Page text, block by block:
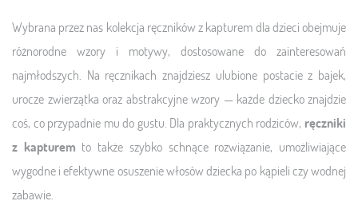
Wybrana przez nas kolekcja ręczników z kapturem dla dzieci obejmuje
różnorodne wzory i motywy, dostosowane do zainteresowań
najmłodszych. Na ręcznikach znajdziesz ulubione postacie z bajek,
urocze zwierzątka oraz abstrakcyjne wzory — każde dziecko znajdzie
coś, co przypadnie mu do gustu. Dla praktycznych rodziców, ręczniki
z kapturem to także szybko schnące rozwiązanie, umożliwiające
wygodne i efektywne osuszenie włosów dziecka po kąpieli czy wodnej
zabawie.